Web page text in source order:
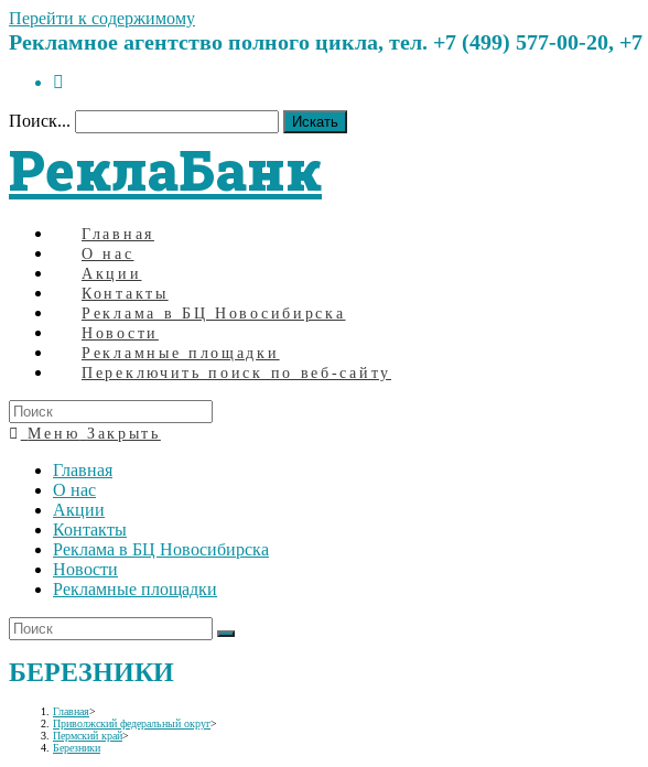
Перейти к содержимому
Рекламное агентство полного цикла, тел. +7 (499) 577-00-20,
Поиск... Искать
РеклаБанк
Главная
О нас
Акции
Контакты
Реклама в БЦ Новосибирска
Новости
Рекламные площадки
Переключить поиск по веб-сайту
Меню Закрыть
Главная
О нас
Акции
Контакты
Реклама в БЦ Новосибирска
Новости
Рекламные площадки
БЕРЕЗНИКИ
Главная>
Приволжский федеральный округ>
Пермский край>
Березники